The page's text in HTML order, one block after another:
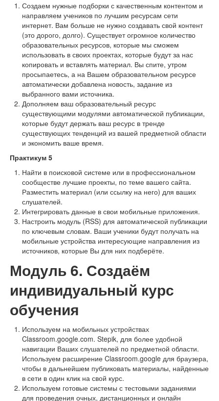
Создаем нужные подборки с качественным контентом и
направляем учеников по лучшим ресурсам сети
интернет. Вам больше не нужно создавать свой контент
(это дорого, долго). Существует огромное количество
образовательных ресурсов, которые мы сможем
использовать в своих проектах, которые будут за нас
копировать и вставлять материал. Вы спите, утром
просыпаетесь, а на Вашем образовательном ресурсе
автоматически добавлена новость, задание из
выбранного вами источника.
Дополняем ваш образовательный ресурс
существующими модулями автоматической публикации,
которые будут держать ваш ресурс в тренде
существующих тенденций из вашей предметной области
и экономить ваше время.
Практикум 5
Найти в поисковой системе или в профессиональном
сообществе лучшие проекты, по теме вашего сайта.
Разместить материал (или ссылку на него) для ваших
слушателей.
Интегрировать данные в свои мобильные приложения.
Настроить модуль (RSS) для автоматической публикации
по ключевым словам. Ваши ученики будут получать на
мобильные устройства интересующие направления из
источников, которые Вы для них подберёте.
Модуль 6. Создаём
индивидуальный курс
обучения
Используем на мобильных устройствах
Classroom.google.com. Stepik, для более удобной
навигации Ваших слушателей по предметной области.
Используем расширение Classroom.google для браузера,
чтобы в дальнейшем публиковать материалы, найденные
в сети в один клик на свой курс.
Используем готовые системы с тестовыми заданиями
для проведения очных, дистанционных и онлайн